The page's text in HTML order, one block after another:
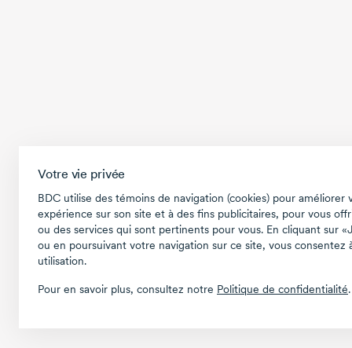
Votre vie privée
BDC utilise des témoins de navigation (cookies) pour améliorer
expérience sur son site et à des fins publicitaires, pour vous
ou des services qui sont pertinents pour vous. En cliquant sur
ou en poursuivant votre navigation sur ce site, vous consentez
utilisation.
Pour en savoir plus, consultez notre Politique de confidentialité.